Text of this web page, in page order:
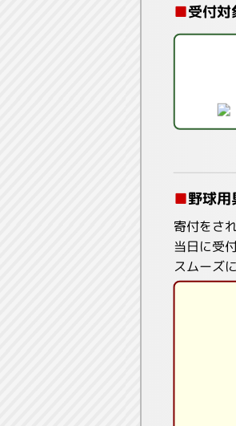
■受付対
■野球用
寄付をさ
当日に受
スムーズ